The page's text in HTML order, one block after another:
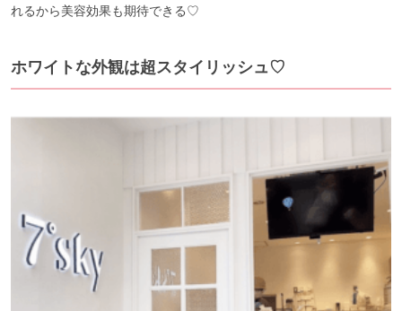
れるから美容効果も期待できる♡
ホワイトな外観は超スタイリッシュ♡